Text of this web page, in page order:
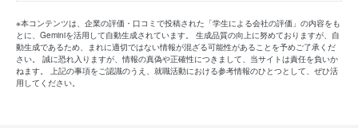
※本コンテンツは、企業の評価・口コミで投稿された「学生による会社の評価」の内容をも
とに、Geminiを活用して自動生成されています。 生成品質の向上に努めておりますが、自
動生成であるため、まれに適切ではない情報が混ざる可能性があることを予めご了承くだ
さい。 誠に恐れ入りますが、情報の真偽や正確性につきまして、当サイトは責任を負いか
ねます。 上記の事項をご認識のうえ、就職活動における参考情報のひとつとして、ぜひ活
用してください。